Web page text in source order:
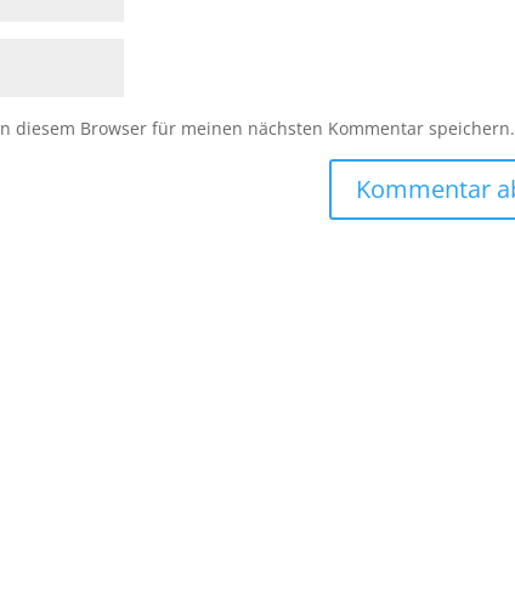
diesem Browser für meinen nächsten Kommentar speichern.